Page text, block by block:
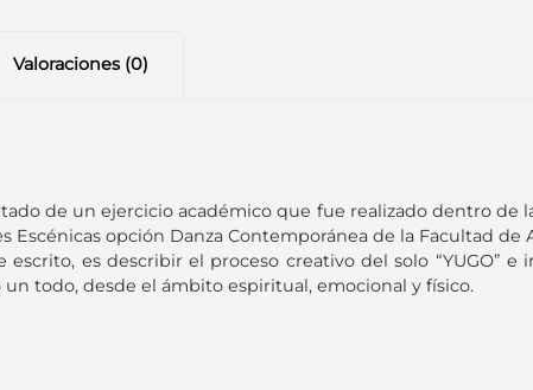
Valoraciones (0)
de un ejercicio académico que fue realizado dentro
opción Danza Contemporánea de la Facultad de
escrito, es describir el proceso creativo del solo
todo, desde el ámbito espiritual, emocional y físico.